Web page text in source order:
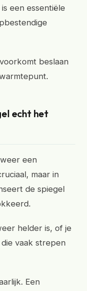
een essentiële
beslaan
echt het
een
maar in
de spiegel
helder is, of je
vaak strepen
Een